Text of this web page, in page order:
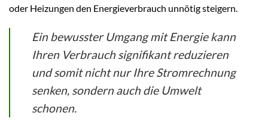
oder Heizungen den Energieverbrauch unnötig steigern.
Ein bewusster Umgang mit Energie kann
Ihren Verbrauch signifikant reduzieren
und somit nicht nur Ihre Stromrechnung
senken, sondern auch die Umwelt
schonen.